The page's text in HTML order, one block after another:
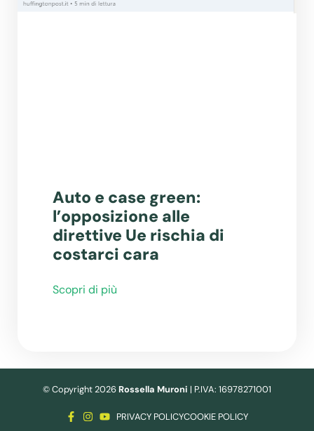
Auto e case green:
l’opposizione alle
direttive Ue rischia di
costarci cara
Scopri di più
© Copyright 2026 Rossella Muroni | P.IVA: 16978271001
PRIVACY POLICYCOOKIE POLICY